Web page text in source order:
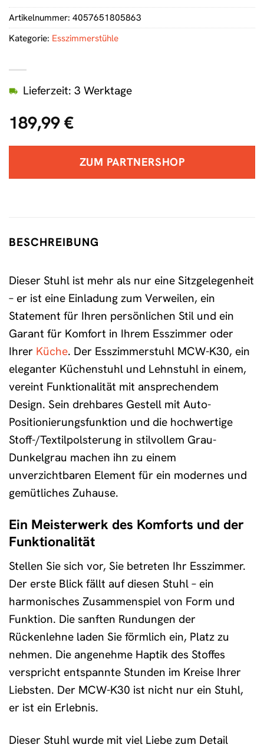
189,99€
Lieferzeit: 3 Werktage
ZUM PARTNERSHOP
Artikelnummer: 4057651805863
Kategorie: Esszimmerstühle
BESCHREIBUNG
Dieser Stuhl ist mehr als nur eine Sitzgelegenheit
– er ist eine Einladung zum Verweilen, ein
Statement für Ihren persönlichen Stil und ein
Garant für Komfort in Ihrem Esszimmer oder
Ihrer Küche. Der Esszimmerstuhl MCW-K30, ein
eleganter Küchenstuhl und Lehnstuhl in einem,
vereint Funktionalität mit ansprechendem
Design. Sein drehbares Gestell mit Auto-
Positionierungsfunktion und die hochwertige
Stoff-/Textilpolsterung in stilvollem Grau-
Dunkelgrau machen ihn zu einem
unverzichtbaren Element für ein modernes und
gemütliches Zuhause.
Ein Meisterwerk des Komforts und der
Funktionalität
Stellen Sie sich vor, Sie betreten Ihr Esszimmer.
Der erste Blick fällt auf diesen Stuhl – ein
harmonisches Zusammenspiel von Form und
Funktion. Die sanften Rundungen der
Rückenlehne laden Sie förmlich ein, Platz zu
nehmen. Die angenehme Haptik des Stoffes
verspricht entspannte Stunden im Kreise Ihrer
Liebsten. Der MCW-K30 ist nicht nur ein Stuhl,
er ist ein Erlebnis.
Dieser Stuhl wurde mit viel Liebe zum Detail